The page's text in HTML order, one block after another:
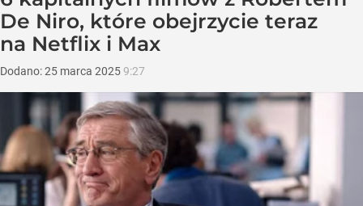
De Niro, które obejrzycie teraz
na Netflix i Max
Dodano:25 marca 2025 9:27